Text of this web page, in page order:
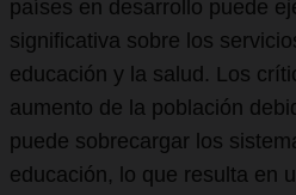
países en desarrollo puede
significativa sobre los
educación y la salud. Los
aumento de la población
puede sobrecargar los
educación, lo que resulta en